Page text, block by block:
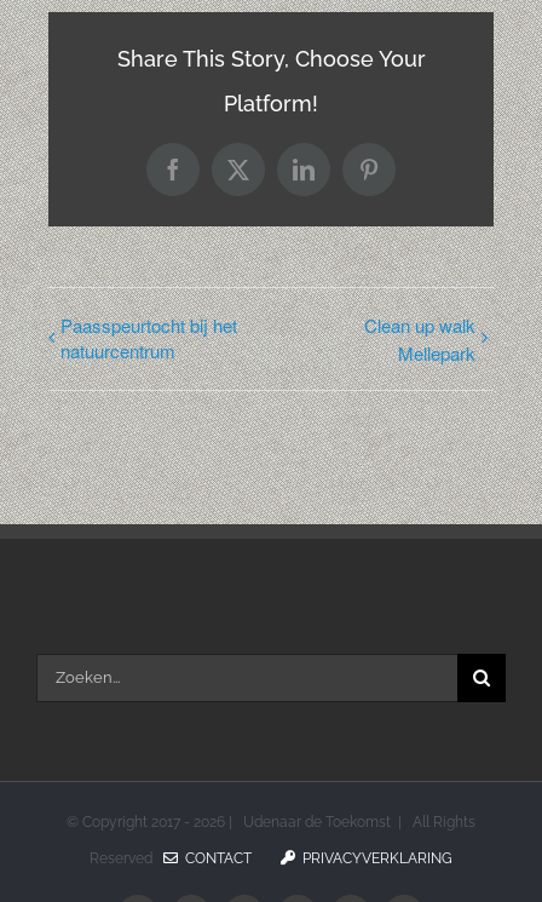
Share This Story, Choose Your
Platform!
Facebook
X LinkedInPinterest
Paasspeurtocht bij het
natuurcentrum
Clean up walk
Mellepark
Zoeken
© Copyright 2017 - 2026 | Udenaar de Toekomst | All Rights
Reserved CONTACT PRIVACYVERKLARING